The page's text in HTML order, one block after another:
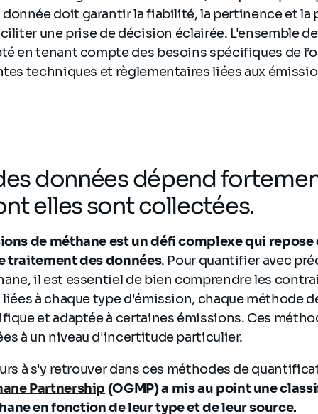
donnée doit garantir la fiabilité, la pertinence et la
une prise de décision éclairée. L'ensemble
en tenant compte des besoins spécifiques de
techniques et règlementaires liées aux
données dépend
elles sont collectées.
de méthane est un défi complexe qui
traitement des données. Pour quantifier avec
il est essentiel de bien comprendre les
à chaque type d'émission, chaque méthode
et adaptée à certaines émissions. Ces
à un niveau d'incertitude particulier.
à s'y retrouver dans ces méthodes de
Partnership (OGMP) a mis au point une
en fonction de leur type et de leur source.